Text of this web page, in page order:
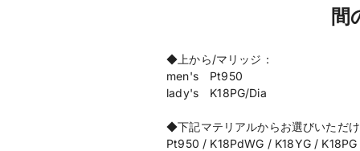
間
◆上から/マリッジ：
men's Pt950
lady's K18PG/Dia
◆下記マテリアルからお選びいただ
Pt950 / K18PdWG / K18YG / K18PG